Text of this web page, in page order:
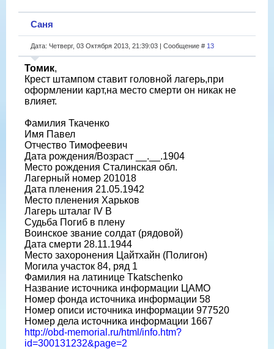
Саня
Дата: Четверг, 03 Октября 2013, 21:39:03 | Сообщение # 13
Томик,
Крест штампом ставит головной лагерь,при
оформлении карт,на место смерти он никак не
влияет.
Фамилия Ткаченко
Имя Павел
Отчество Тимофеевич
Дата рождения/Возраст __.__.1904
Место рождения Сталинская обл.
Лагерный номер 201018
Дата пленения 21.05.1942
Место пленения Харьков
Лагерь шталаг IV B
Судьба Погиб в плену
Воинское звание солдат (рядовой)
Дата смерти 28.11.1944
Место захоронения Цайтхайн (Полигон)
Могила участок 84, ряд 1
Фамилия на латинице Tkatschenko
Название источника информации ЦАМО
Номер фонда источника информации 58
Номер описи источника информации 977520
Номер дела источника информации 1667
http://obd-memorial.ru/html/info.htm?
id=300131232&page=2